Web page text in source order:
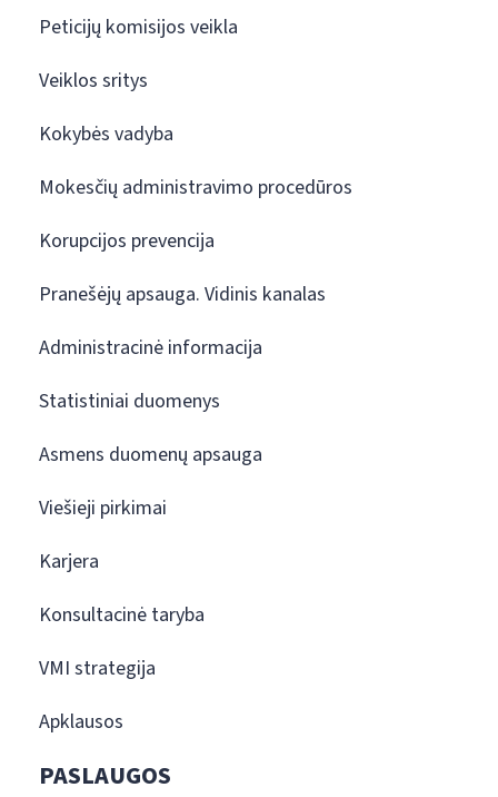
Peticijų komisijos veikla
Veiklos sritys
Kokybės vadyba
Mokesčių administravimo procedūros
Korupcijos prevencija
Pranešėjų apsauga. Vidinis kanalas
Administracinė informacija
Statistiniai duomenys
Asmens duomenų apsauga
Viešieji pirkimai
Karjera
Konsultacinė taryba
VMI strategija
Apklausos
PASLAUGOS